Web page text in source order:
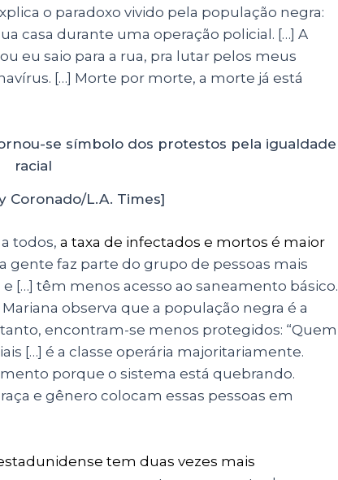
o paradoxo vivido pela população negra:
casa durante uma operação policial. […] A
eu saio para a rua, pra lutar pelos meus
[…] Morte por morte, a morte já está
Coronado/L.A. Times]
todos, a taxa de infectados e mortos é maior
gente faz parte do grupo de pessoas mais
[…] têm menos acesso ao saneamento básico.
observa que a população negra é a
encontram-se menos protegidos: “Quem
[…] é a classe operária majoritariamente.
porque o sistema está quebrando.
e gênero colocam essas pessoas em
tem duas vezes mais